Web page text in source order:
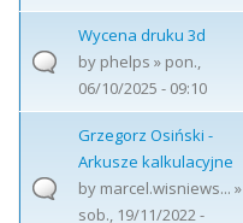
Wycena druku 3d
by phelps » pon.,
06/10/2025 - 09:10
Grzegorz Osiński -
Arkusze kalkulacyjne
by marcel.wisniews... »
sob., 19/11/2022 -